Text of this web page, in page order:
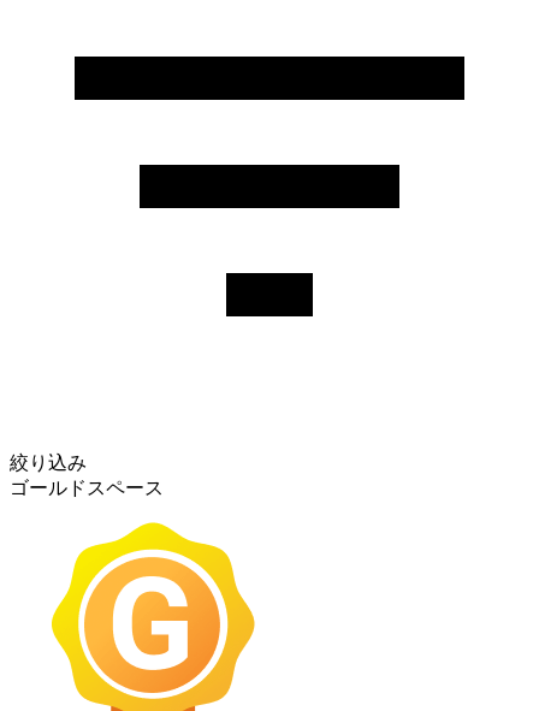
絞り込み
ゴールドスペース